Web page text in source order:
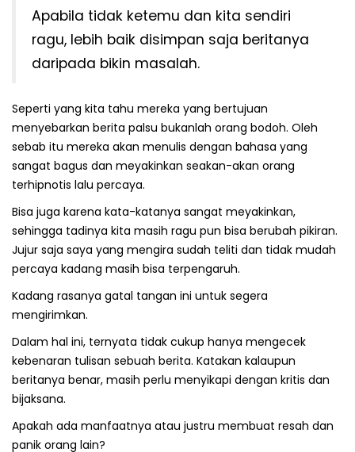
Apabila tidak ketemu dan kita sendiri
ragu, lebih baik disimpan saja beritanya
daripada bikin masalah.
Seperti yang kita tahu mereka yang bertujuan
menyebarkan berita palsu bukanlah orang bodoh. Oleh
sebab itu mereka akan menulis dengan bahasa yang
sangat bagus dan meyakinkan seakan-akan orang
terhipnotis lalu percaya.
Bisa juga karena kata-katanya sangat meyakinkan,
sehingga tadinya kita masih ragu pun bisa berubah pikiran.
Jujur saja saya yang mengira sudah teliti dan tidak mudah
percaya kadang masih bisa terpengaruh.
Kadang rasanya gatal tangan ini untuk segera
mengirimkan.
Dalam hal ini, ternyata tidak cukup hanya mengecek
kebenaran tulisan sebuah berita. Katakan kalaupun
beritanya benar, masih perlu menyikapi dengan kritis dan
bijaksana.
Apakah ada manfaatnya atau justru membuat resah dan
panik orang lain?